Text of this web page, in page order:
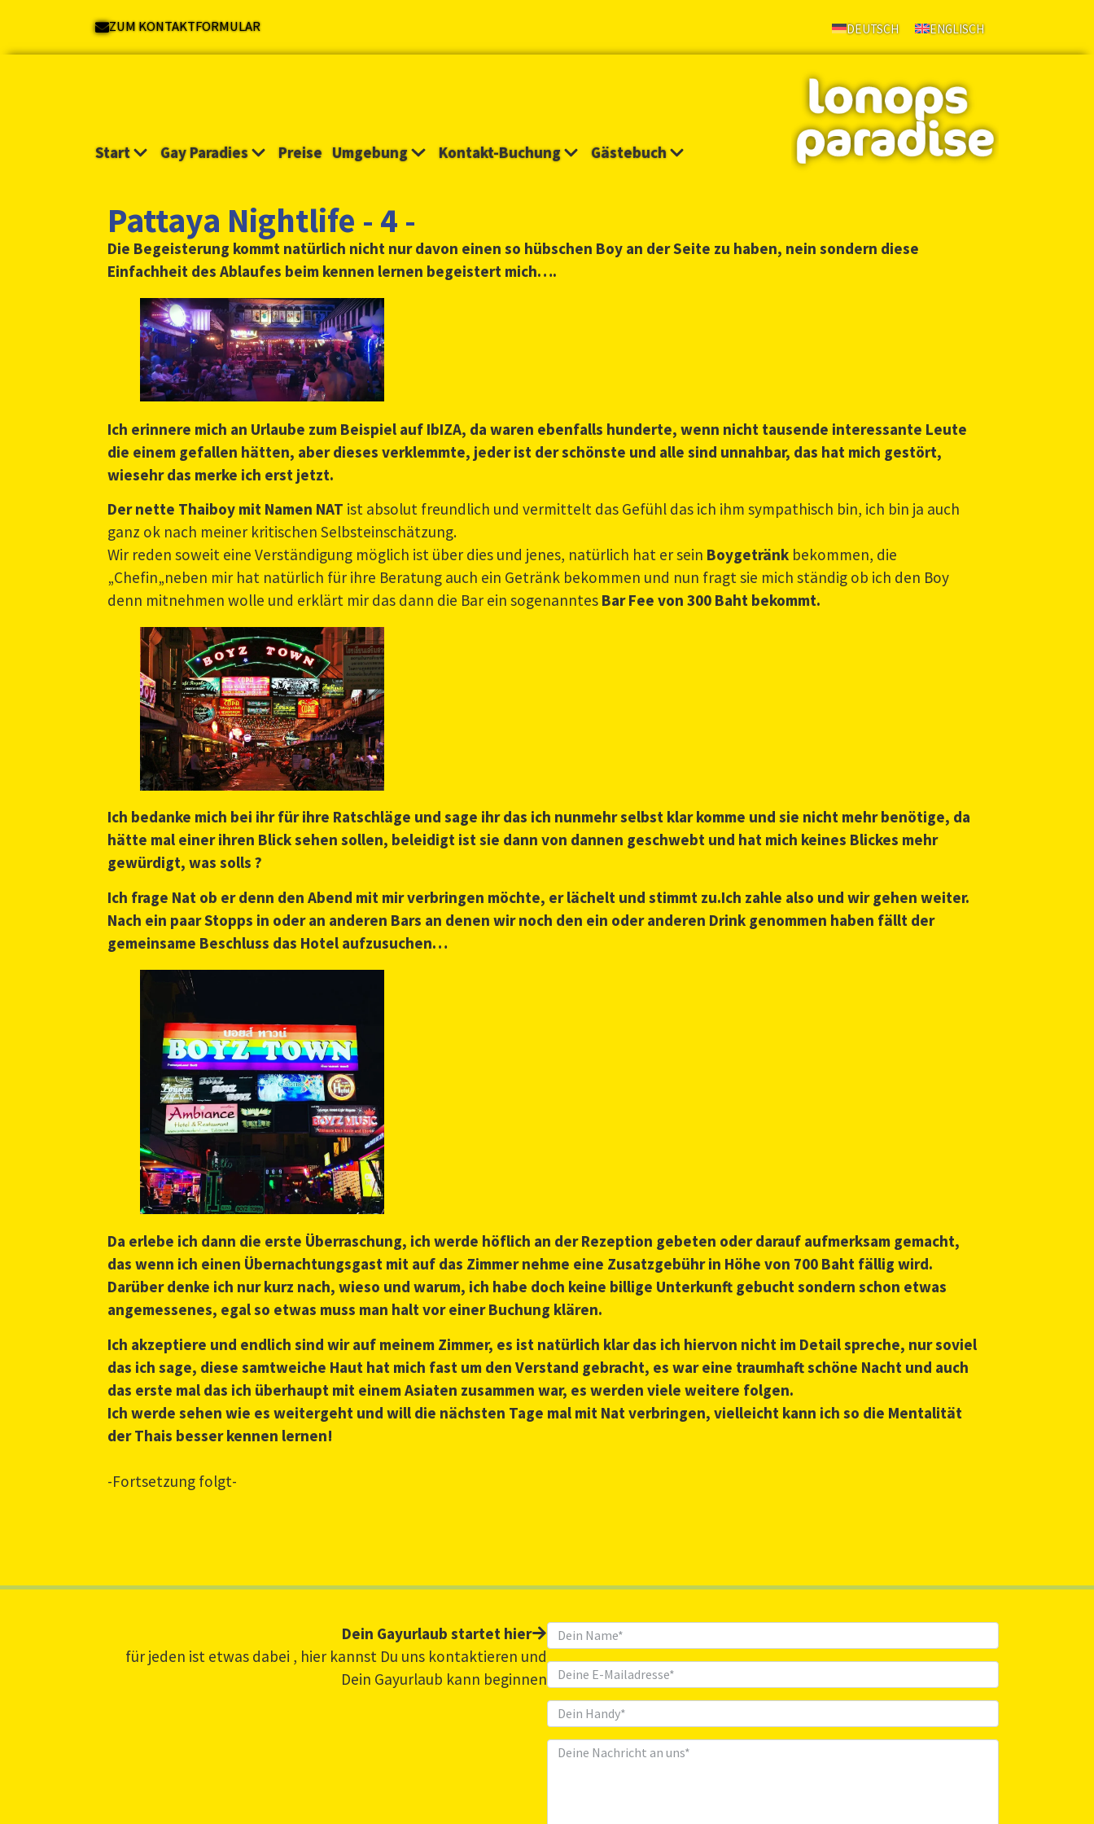
ZUM KONTAKTFORMULAR DEUTSCH ENGLISCH
Start Gay Paradies Preise Umgebung Kontakt-Buchung Gästebuch
Pattaya Nightlife - 4 -
Die Begeisterung kommt natürlich nicht nur davon einen so hübschen Boy an der Seite zu haben, nein sondern diese
Einfachheit des Ablaufes beim kennen lernen begeistert mich….
Ich erinnere mich an Urlaube zum Beispiel auf IbIZA, da waren ebenfalls hunderte, wenn nicht tausende interessante Leute
die einem gefallen hätten, aber dieses verklemmte, jeder ist der schönste und alle sind unnahbar, das hat mich gestört,
wiesehr das merke ich erst jetzt.
Der nette Thaiboy mit Namen NAT ist absolut freundlich und vermittelt das Gefühl das ich ihm sympathisch bin, ich bin ja auch
ganz ok nach meiner kritischen Selbsteinschätzung.
Wir reden soweit eine Verständigung möglich ist über dies und jenes, natürlich hat er sein Boygetränk bekommen, die
„Chefin„neben mir hat natürlich für ihre Beratung auch ein Getränk bekommen und nun fragt sie mich ständig ob ich den Boy
denn mitnehmen wolle und erklärt mir das dann die Bar ein sogenanntes Bar Fee von 300 Baht bekommt.
Ich bedanke mich bei ihr für ihre Ratschläge und sage ihr das ich nunmehr selbst klar komme und sie nicht mehr benötige, da
hätte mal einer ihren Blick sehen sollen, beleidigt ist sie dann von dannen geschwebt und hat mich keines Blickes mehr
gewürdigt, was solls ?
Ich frage Nat ob er denn den Abend mit mir verbringen möchte, er lächelt und stimmt zu.Ich zahle also und wir gehen weiter.
Nach ein paar Stopps in oder an anderen Bars an denen wir noch den ein oder anderen Drink genommen haben fällt der
gemeinsame Beschluss das Hotel aufzusuchen…
Da erlebe ich dann die erste Überraschung, ich werde höflich an der Rezeption gebeten oder darauf aufmerksam gemacht,
das wenn ich einen Übernachtungsgast mit auf das Zimmer nehme eine Zusatzgebühr in Höhe von 700 Baht fällig wird.
Darüber denke ich nur kurz nach, wieso und warum, ich habe doch keine billige Unterkunft gebucht sondern schon etwas
angemessenes, egal so etwas muss man halt vor einer Buchung klären.
Ich akzeptiere und endlich sind wir auf meinem Zimmer, es ist natürlich klar das ich hiervon nicht im Detail spreche, nur soviel
das ich sage, diese samtweiche Haut hat mich fast um den Verstand gebracht, es war eine traumhaft schöne Nacht und auch
das erste mal das ich überhaupt mit einem Asiaten zusammen war, es werden viele weitere folgen.
Ich werde sehen wie es weitergeht und will die nächsten Tage mal mit Nat verbringen, vielleicht kann ich so die Mentalität
der Thais besser kennen lernen!
-Fortsetzung folgt-
Dein Gayurlaub startet hier
für jeden ist etwas dabei , hier kannst Du uns kontaktieren und
Dein Gayurlaub kann beginnen